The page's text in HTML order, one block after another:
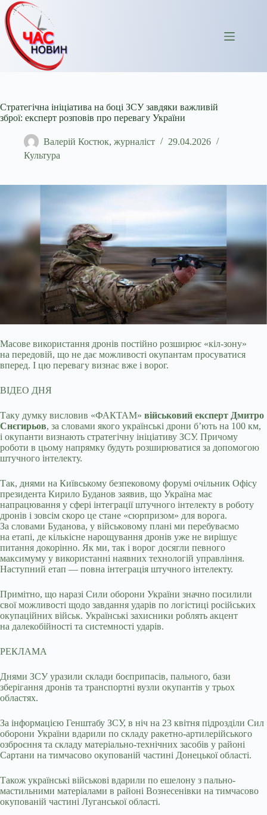
Перейти
до
вмісту
Стратегічна ініціатива на боці ЗСУ завдяки важливій
зброї: експерт розповів про перевагу України
Валерій Костюк, журналіст
29.04.2026
Культура
Масове використання дронів постійно розширює «кіл-зону»
на передовій, що не дає можливості окупантам просуватися
вперед. І цю перевагу визнає вже і ворог.
ВІДЕО ДНЯ
Таку думку висловив «ФАКТАМ» військовий експерт Дмитро
Снєгирьов, за словами якого українські дрони б’ють на 100 км,
і окупанти визнають стратегічну ініціативу ЗСУ. Причому
роботи в цьому напрямку будуть розширюватися за допомогою
штучного інтелекту.
Так, днями на Київському безпековому форумі очільник Офісу
президента Кирило Буданов заявив, що Україна має
напрацювання у сфері інтеграції штучного інтелекту в роботу
дронів і зовсім скоро це стане «сюрпризом» для ворога.
За словами Буданова, у військовому плані ми перебуваємо
на етапі, де кількісне нарощування дронів уже не вирішує
питання докорінно. Як ми, так і ворог досягли певного
максимуму у використанні наявних технологій управління.
Наступний етап — повна інтеграція штучного інтелекту.
Примітно, що наразі Сили оборони України значно посилили
свої можливості щодо завдання ударів по логістиці російських
окупаційних військ. Українські захисники роблять акцент
на далекобійності та системності ударів.
РЕКЛАМА
Днями ЗСУ уразили склади боєприпасів, пального, бази
зберігання дронів та транспортні вузли окупантів у трьох
областях.
За інформацією Генштабу ЗСУ, в ніч на 23 квітня підрозділи Сил
оборони України вдарили по складу ракетно-артилерійського
озброєння та складу матеріально-технічних засобів у районі
Сартани на тимчасово окупованій частині Донецької області.
Також українські військові вдарили по ешелону з пально-
мастильними матеріалами в районі Вознесенівки на тимчасово
окупованій частині Луганської області.